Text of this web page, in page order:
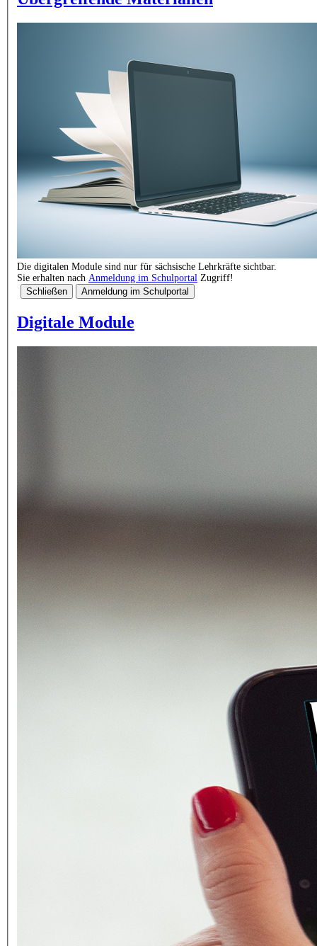
Die digitalen Module sind nur für sächsische Lehrkräfte sichtbar.
Sie erhalten nach Anmeldung im Schulportal Zugriff!
Schließen
Anmeldung im Schulportal
Digitale Module